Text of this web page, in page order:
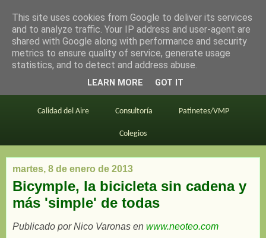
en bici por madrid
Este blog BiciMAD Primeros consejos
Calidad del Aire Consultoría Patinetes/VMP
Colegios
martes, 8 de enero de 2013
Bicymple, la bicicleta sin cadena y
más 'simple' de todas
Publicado por Nico Varonas en www.neoteo.com
This site uses cookies from Google to deliver its services
and to analyze traffic. Your IP address and user-agent are
shared with Google along with performance and security
metrics to ensure quality of service, generate usage
statistics, and to detect and address abuse.
LEARN MORE GOT IT